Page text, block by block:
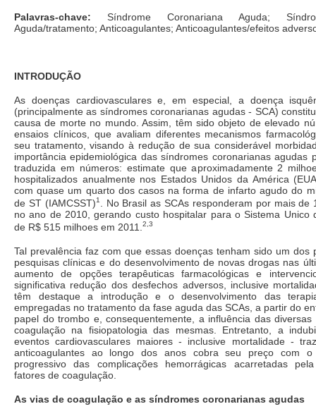
Palavras-chave: Síndrome Coronariana Aguda;
Aguda/tratamento; Anticoagulantes; Anticoagulantes/efeitos
INTRODUÇÃO
As doenças cardiovasculares e, em especial, a doença
(principalmente as síndromes coronarianas agudas - SCA)
causa de morte no mundo. Assim, têm sido objeto de elevado
ensaios clínicos, que avaliam diferentes mecanismos
seu tratamento, visando à redução de sua considerável
importância epidemiológica das síndromes coronarianas agudas
traduzida em números: estimate que aproximadamente 2
hospitalizados anualmente nos Estados Unidos da América
com quase um quarto dos casos na forma de infarto agudo do
de ST (IAMCSST)1
. No Brasil as SCAs responderam por mais de
no ano de 2010, gerando custo hospitalar para o Sistema Unico
de R$ 515 milhoes em 2011.
2,3
Tal prevalência faz com que essas doenças tenham sido um dos
pesquisas clínicas e do desenvolvimento de novas drogas nas
aumento de opções terapêuticas farmacológicas e
significativa redução dos desfechos adversos, inclusive
têm destaque a introdução e o desenvolvimento das
empregadas no tratamento da fase aguda das SCAs, a partir do
papel do trombo e, consequentemente, a influência das
coagulação na fisiopatologia das mesmas. Entretanto, a
eventos cardiovasculares maiores - inclusive mortalidade -
anticoagulantes ao longo dos anos cobra seu preço com o
progressivo das complicações hemorrágicas acarretadas
fatores de coagulação.
As vias de coagulação e as síndromes coronarianas agudas